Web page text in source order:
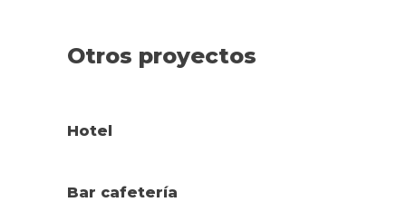
Otros proyectos
Hotel
Bar cafetería